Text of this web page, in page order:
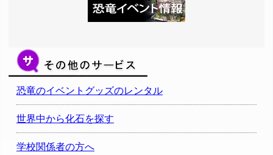
恐竜のイベントグッズのレンタル
世界中から化石を探す
学校関係者の方へ